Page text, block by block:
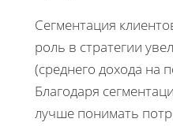
Сегментация
роль в стратегии
(среднего дохода на
Благодаря
лучше понимать